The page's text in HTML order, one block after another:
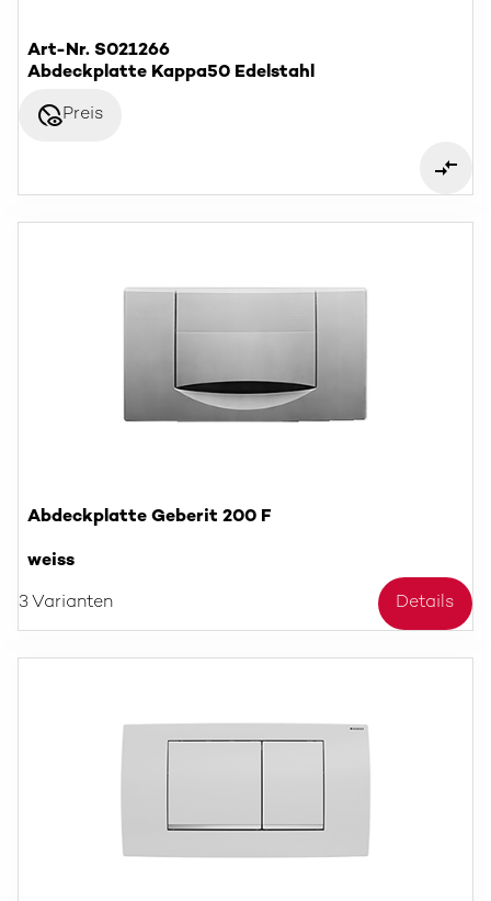
Art-Nr. S021266
Abdeckplatte Kappa50 Edelstahl
disabled_visiblePreis
Abdeckplatte Geberit 200 F
weiss
3 Varianten Details